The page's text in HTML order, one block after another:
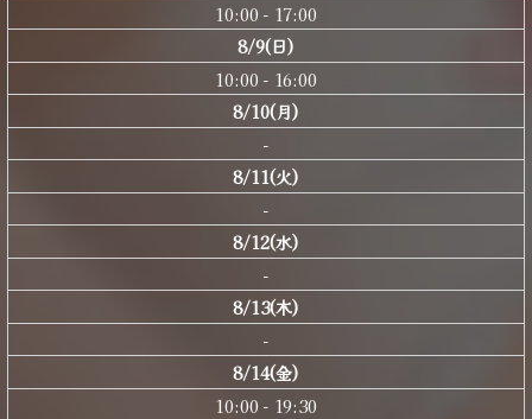
10:00 - 17:00
8/9(日)
10:00 - 16:00
8/10(月)
-
8/11(火)
-
8/12(水)
-
8/13(木)
-
8/14(金)
10:00 - 19:30